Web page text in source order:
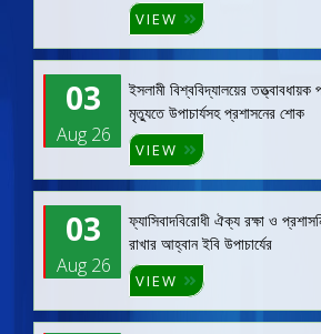
VIEW
03
Aug 26
ইসলামী বিশ্ববিদ্যালয়ের
মৃত্যুতে উপাচার্যসহ প্রশাসনের শোক
VIEW
03
Aug 26
ফ্যাসিবাদবিরোধী ঐক্য রক্ষা ও
রাখার আহ্বান ইবি উপাচার্যের
VIEW